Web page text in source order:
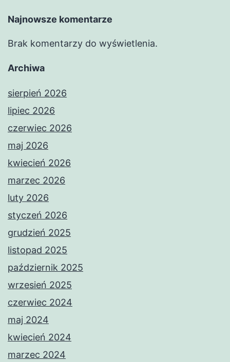
Najnowsze komentarze
Brak komentarzy do wyświetlenia.
Archiwa
sierpień 2026
lipiec 2026
czerwiec 2026
maj 2026
kwiecień 2026
marzec 2026
luty 2026
styczeń 2026
grudzień 2025
listopad 2025
październik 2025
wrzesień 2025
czerwiec 2024
maj 2024
kwiecień 2024
marzec 2024